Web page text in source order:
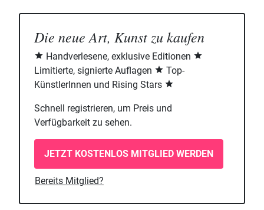
Die neue Art, Kunst zu kaufen
Handverlesene, exklusive Editionen
Limitierte, signierte Auflagen
Top-
KünstlerInnen und Rising Stars
Schnell registrieren, um Preis und
Verfügbarkeit zu sehen.
JETZT KOSTENLOS MITGLIED WERDEN
Bereits Mitglied?